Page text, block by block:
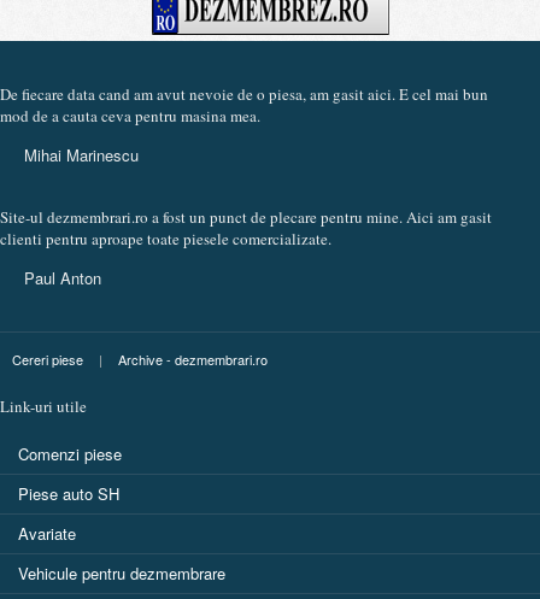
De fiecare data cand am avut nevoie de o piesa, am gasit aici. E cel mai bun
mod de a cauta ceva pentru masina mea.
Mihai Marinescu
Site-ul dezmembrari.ro a fost un punct de plecare pentru mine. Aici am gasit
clienti pentru aproape toate piesele comercializate.
Paul Anton
Cereri piese | Archive - dezmembrari.ro
Link-uri utile
Comenzi piese
Piese auto SH
Avariate
Vehicule pentru dezmembrare